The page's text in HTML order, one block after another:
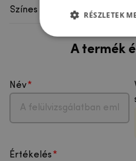
Színes motívum
A termék
Név
Értékelés
RÉSZLETEK